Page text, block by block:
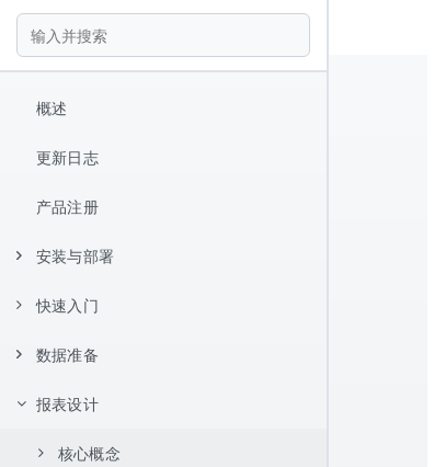
概述
更新日志
产品注册
安装与部署
安装
快速入门
Hello World
报表设计器
快捷键
数据准备
数据源配置
JDBC 数据源
数据集管理
报表设计
核心概念